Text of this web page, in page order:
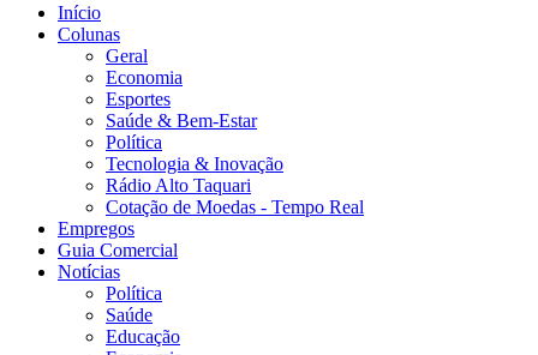
Início
Colunas
Geral
Economia
Esportes
Saúde & Bem-Estar
Política
Tecnologia & Inovação
Rádio Alto Taquari
Cotação de Moedas - Tempo Real
Empregos
Guia Comercial
Notícias
Política
Saúde
Educação